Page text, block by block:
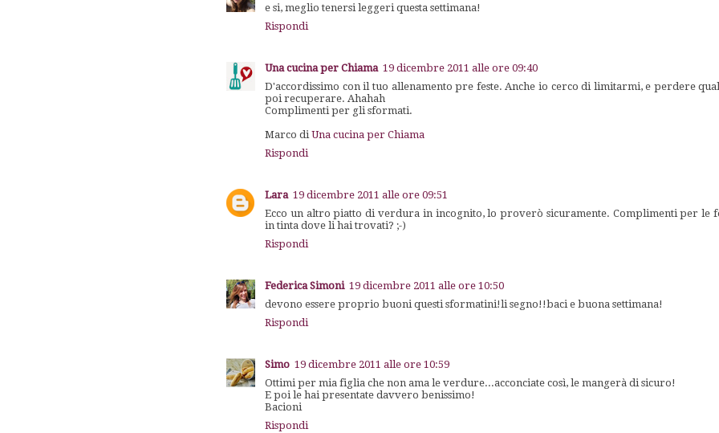
e si, meglio tenersi leggeri questa settimana!
Rispondi
Una cucina per Chiama 19 dicembre 2011 alle ore 09:40
D'accordissimo con il tuo allenamento pre feste. Anche io cerco di limitarmi, e perdere
poi recuperare. Ahahah
Complimenti per gli sformati.
Marco diUna cucina per Chiama
Rispondi
Lara 19 dicembre 2011 alle ore 09:51
Ecco un altro piatto di verdura in incognito, lo proverò sicuramente. Complimenti per le
in tinta dove li hai trovati? ;-)
Rispondi
Federica Simoni 19 dicembre 2011 alle ore 10:50
devono essere proprio buoni questi sformatini!li segno!!baci e buona settimana!
Rispondi
Simo 19 dicembre 2011 alle ore 10:59
Ottimi per mia figlia che non ama le verdure...acconciate così, le mangerà di sicuro!
E poi le hai presentate davvero benissimo!
Bacioni
Rispondi